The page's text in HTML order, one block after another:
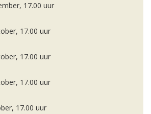
17.00 uur
17.00 uur
17.00 uur
17.00 uur
17.00 uur